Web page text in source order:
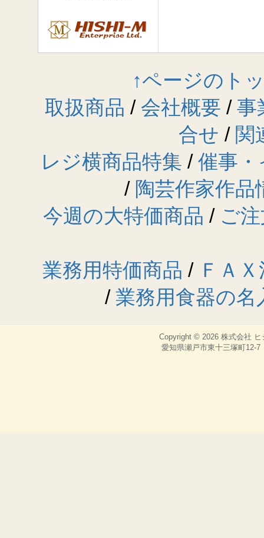
↑ページのト
取扱商品 / 会社概要 / 事
合せ / 関
レジ横商品特集 / 催事
/ 陶芸作家作品
今週の大特価商品 / ご
業務用特価商品 / ＦＡ
/ 業務用食器の名
Copyright © 2026 株式会社 ヒ
愛知県瀬戸市東十三塚町12-7